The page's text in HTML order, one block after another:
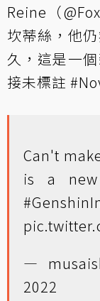
Reine（
坎蒂絲，他
久，這是一
接未標註
Can't
is a
—
2022